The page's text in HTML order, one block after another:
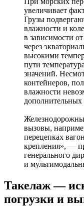
увеличивает
Грузы
влажности и
в зависимости
через
высокими
пути
значений.
контейнеров,
влажности
вызовы,
перецепках
крепления», —
генерального
и
Такелаж —
погрузки и